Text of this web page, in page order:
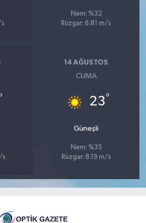
Nem: %32
Rüzgar: 6.81 m/s
s
14 AĞUSTOS
CUMA
23°
Güneşli
Nem: %35
Rüzgar: 8.19 m/s